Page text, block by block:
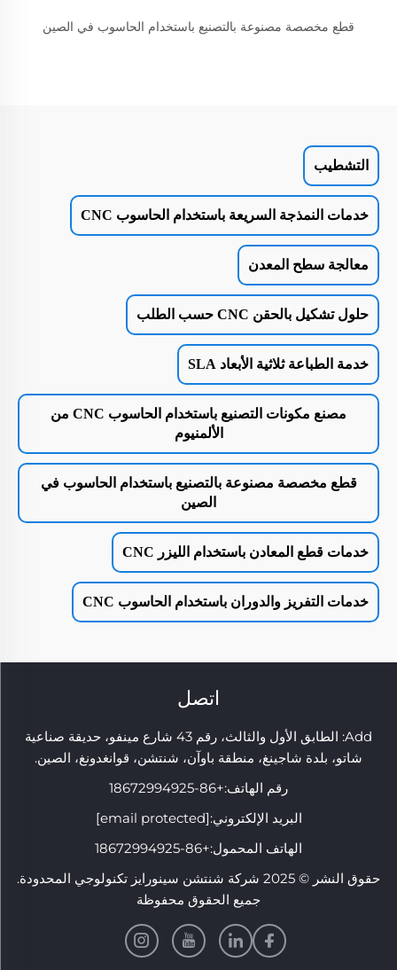
قطع مخصصة مصنوعة بالتصنيع باستخدام الحاسوب في الصين
التشطيب
خدمات النمذجة السريعة باستخدام الحاسوب CNC
معالجة سطح المعدن
حلول تشكيل بالحقن CNC حسب الطلب
خدمة الطباعة ثلاثية الأبعاد SLA
مصنع مكونات التصنيع باستخدام الحاسوب CNC من
الألمنيوم
قطع مخصصة مصنوعة بالتصنيع باستخدام الحاسوب في
الصين
خدمات قطع المعادن باستخدام الليزر CNC
خدمات التفريز والدوران باستخدام الحاسوب CNC
اتصل
Add: الطابق الأول والثالث، رقم 43 شارع مينفو، حديقة صناعية
شاتو، بلدة شاجينغ، منطقة باوآن، شنتشن، قوانغدونغ، الصين.
رقم الهاتف:+86-18672994925
البريد الإلكتروني:[email protected]
الهاتف المحمول:+86-18672994925
حقوق النشر © 2025 شركة شنتشن سينورايز تكنولوجي المحدودة.
جميع الحقوق محفوظة